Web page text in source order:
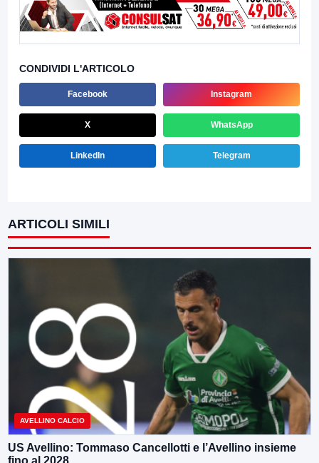
CONDIVIDI L'ARTICOLO
Facebook Instagram
X WhatsApp
LinkedIn Telegram
ARTICOLI SIMILI
AVELLINO CALCIO
US Avellino: Tommaso Cancellotti e l’Avellino insieme
fino al 2028